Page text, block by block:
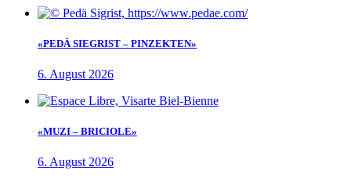
«PEDÄ SIEGRIST – PINZEKTEN»
6. August 2026
«MUZI – BRICIOLE»
6. August 2026